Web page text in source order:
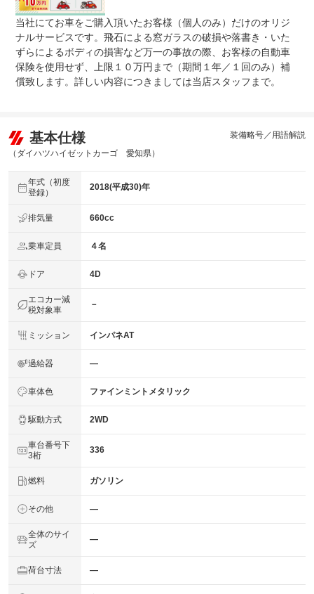
当社にてお車をご購入頂いたお客様（個人のみ）だけのオリジ
ナルサービスです。飛石による窓ガラスの破損や落書き・いた
ずらによるボディの損害など万一の事故の際、お客様の自動車
保険を使用せず、上限１０万円まで（期間１年／１回のみ）補
償致します。詳しい内容につきましては当店スタッフまで。
基本仕様
（ダイハツハイゼットカーゴ 愛知県）
装備略号／用語解説
年式（初度
登録）
2018(平成30)年
排気量 660cc
乗車定員 ４名
ドア 4D
エコカー減
税対象車
－
ミッション インパネAT
過給器 ―
車体色 ファインミントメタリック
駆動方式 2WD
車台番号下
3桁
336
燃料 ガソリン
その他 ―
全体のサイ
ズ
―
荷台寸法 ―